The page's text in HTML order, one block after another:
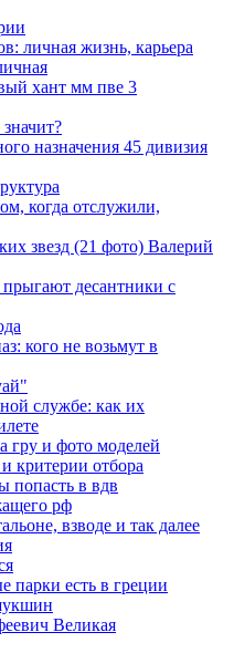
личная жизнь, карьера
хант мм пве 3
назначения 45 дивизия
когда отслужили,
звезд (21 фото) Валерий
десантники с
кого не возьмут в
службе: как их
гру и фото моделей
критерии отбора
попасть в вдв
рф
взводе и так далее
парки есть в греции
Великая